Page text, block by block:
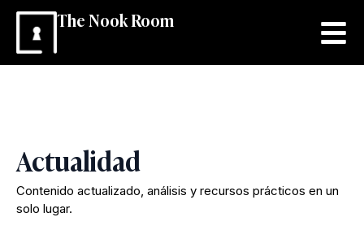
The Nook Room
Actualidad
Contenido actualizado, análisis y recursos prácticos en un
solo lugar.